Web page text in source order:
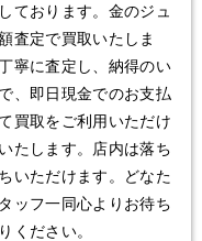
ております。金のジュ
査定で買取いたしま
寧に査定し、納得のい
、即日現金でのお支払
買取をご利用いただけ
たします。店内は落ち
いただけます。どなた
ッフ一同心よりお待ち
ください。